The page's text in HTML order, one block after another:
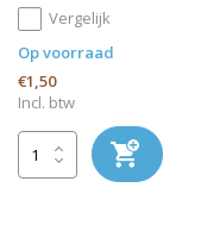
Vergelijk
Op voorraad
€1,50
Incl. btw